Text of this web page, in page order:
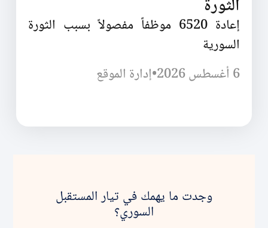
الثورة
إعادة 6520 موظفاً مفصولاً بسبب الثورة
السورية
6 أغسطس 2026
•إدارة الموقع
وجدت ما يهمك في تيار المستقبل
السوري؟